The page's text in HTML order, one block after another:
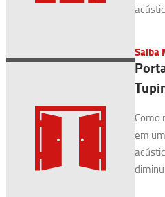
Saiba
Como
em